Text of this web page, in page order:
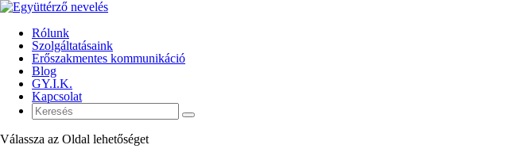
Rólunk
Szolgáltatásaink
Erőszakmentes kommunikáció
Blog
GY.I.K.
Kapcsolat
Válassza az Oldal lehetőséget